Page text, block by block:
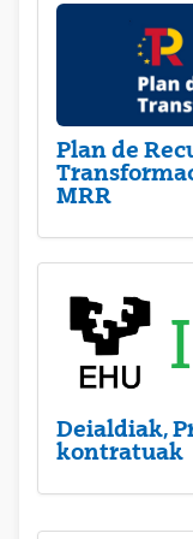
Plan de
MRR
Deialdiak,
kontratuak